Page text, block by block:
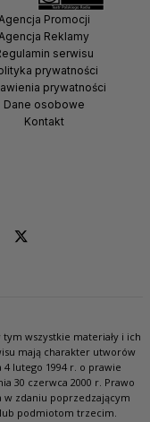
Agencja Promocji
Agencja Reklamy
serwisu
prywatności
prywatności
Dane osobowe
Kontakt
wszystkie materiały i ich
mają charakter utworów
lutego 1994 r. o prawie
30 czerwca 2000 r. Prawo
w zdaniu poprzedzającym
podmiotom trzecim.